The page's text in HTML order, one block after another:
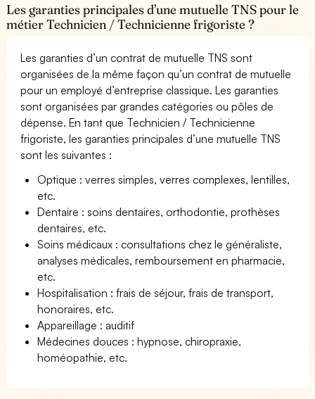
Les garanties principales d’une mutuelle TNS pour le
métier Technicien / Technicienne frigoriste ?
Les garanties d’un contrat de mutuelle TNS sont
organisées de la même façon qu’un contrat de mutuelle
pour un employé d’entreprise classique. Les garanties
sont organisées par grandes catégories ou pôles de
dépense. En tant que Technicien / Technicienne
frigoriste, les garanties principales d’une mutuelle TNS
sont les suivantes :
Optique : verres simples, verres complexes, lentilles,
etc.
Dentaire : soins dentaires, orthodontie, prothèses
dentaires, etc.
Soins médicaux : consultations chez le généraliste,
analyses médicales, remboursement en pharmacie,
etc.
Hospitalisation : frais de séjour, frais de transport,
honoraires, etc.
Appareillage : auditif
Médecines douces : hypnose, chiropraxie,
homéopathie, etc.